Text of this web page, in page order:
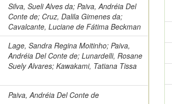
Silva, Sueli Alves da; Paiva, Andréia Del
Conte de; Cruz, Dalila Gimenes da;
Cavalcante, Luciane de Fátima Beckman
Lage, Sandra Regina Moitinho; Paiva,
Andréia Del Conte de; Lunardelli, Rosane
Suely Alvares; Kawakami, Tatiana Tissa
Paiva, Andréia Del Conte de